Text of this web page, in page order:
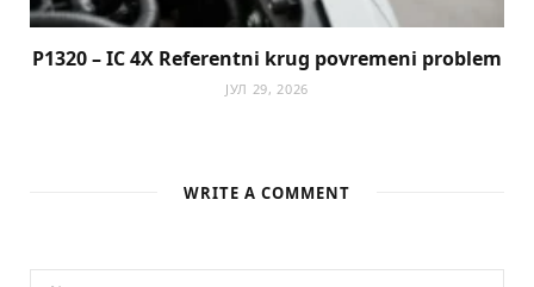
P1320 – IC 4X Referentni krug povremeni problem
ЈУЛ 29, 2026
WRITE A COMMENT